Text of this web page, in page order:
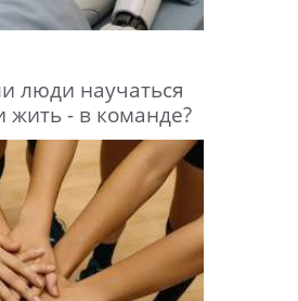
люди научаться
жить - в команде?